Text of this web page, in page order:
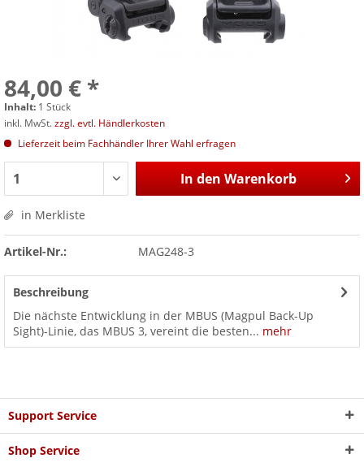
84,00 € *
Inhalt: 1 Stück
inkl. MwSt.zzgl. evtl. Händlerkosten
Lieferzeit beim Fachhändler Ihrer Wahl erfragen
In den Warenkorb
in Merkliste
Artikel-Nr.: MAG248-3
Beschreibung
Die nächste Entwicklung in der MBUS (Magpul Back-Up
Sight)-Linie, das MBUS 3, vereint die besten... mehr
Support Service
Shop Service